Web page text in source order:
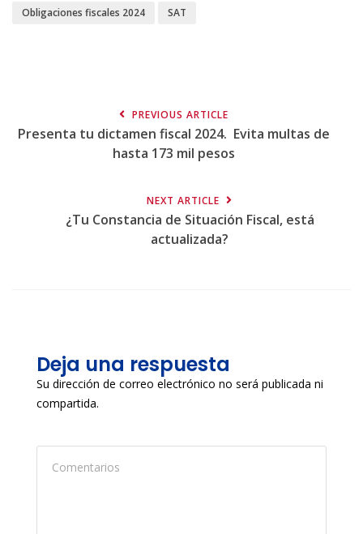
Obligaciones fiscales 2024
SAT
PREVIOUS ARTICLE
Presenta tu dictamen fiscal 2024. Evita multas de
hasta 173 mil pesos
NEXT ARTICLE
¿Tu Constancia de Situación Fiscal, está
actualizada?
Deja una respuesta
Su dirección de correo electrónico no será publicada ni
compartida.